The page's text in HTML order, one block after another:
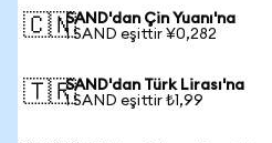
🇨🇳SAND'dan Çin Yuanı'na
1 SAND eşittir ¥0,282
🇹🇷SAND'dan Türk Lirası'na
1 SAND eşittir ₺1,99